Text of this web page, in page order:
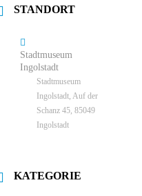
STANDORT
Stadtmuseum
Ingolstadt
Stadtmuseum
Ingolstadt, Auf der
Schanz 45, 85049
Ingolstadt
KATEGORIE